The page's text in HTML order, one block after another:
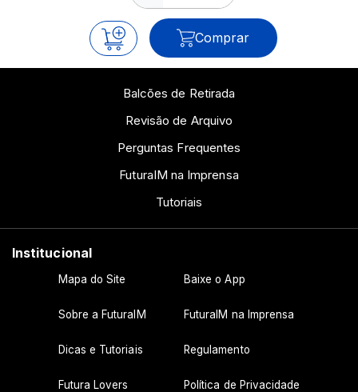
Comprar
Balcões de Retirada
Revisão de Arquivo
Perguntas Frequentes
FuturaIM na Imprensa
Tutoriais
Institucional
Mapa do Site Baixe o App
Sobre a FuturaIM FuturaIM na Imprensa
Dicas e Tutoriais Regulamento
Futura Lovers Política de Privacidade